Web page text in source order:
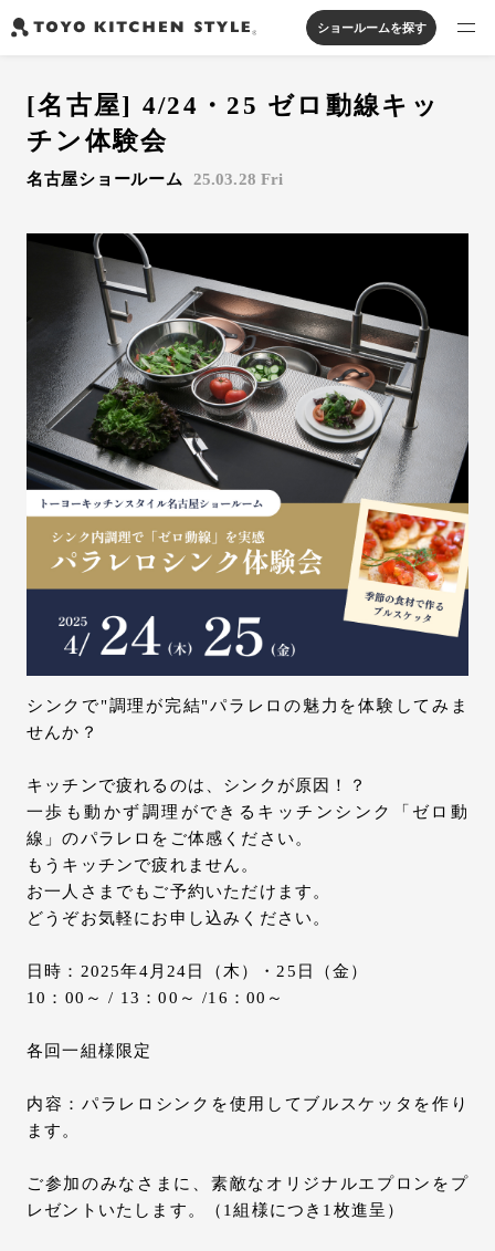
オープンキッチン
製品を探す
システムキッチン
実例から探す
ジャーナルを読む
オンラインストア
お知らせ
カタログを見る
よくあるご質問
お問い合わせ
サポート
ショールームを探す
[名古屋] 4/24・25 ゼロ動線キッ
チン体験会
名古屋ショールーム 25.03.28 Fri
シンクで"調理が完結"パラレロの魅力を体験してみま
せんか？
キッチンで疲れるのは、シンクが原因！？
一歩も動かず調理ができるキッチンシンク「ゼロ動
線」のパラレロをご体感ください。
もうキッチンで疲れません。
お一人さまでもご予約いただけます。
どうぞお気軽にお申し込みください。
日時：2025年4月24日（木）・25日（金）
10：00～ / 13：00～ /16：00～
各回一組様限定
内容：パラレロシンクを使用してブルスケッタを作り
ます。
ご参加のみなさまに、素敵なオリジナルエプロンをプ
レゼントいたします。（1組様につき1枚進呈）